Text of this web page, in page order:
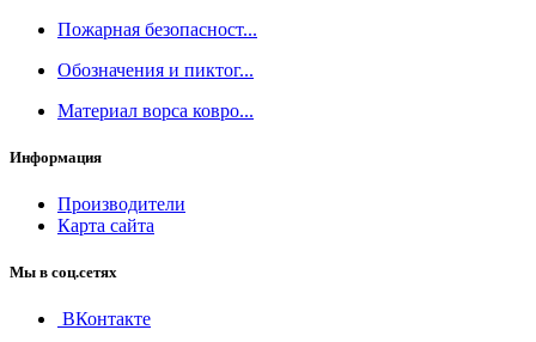
Пожарная безопасност...
Обозначения и пиктог...
Материал ворса ковро...
Информация
Производители
Карта сайта
Мы в соц.сетях
ВКонтакте